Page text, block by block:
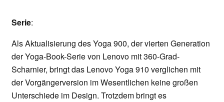
Serie:
Als Aktualisierung des Yoga 900, der vierten Generation
der Yoga-Book-Serie von Lenovo mit 360-Grad-
Scharnier, bringt das Lenovo Yoga 910 verglichen mit
der Vorgängerversion im Wesentlichen keine großen
Unterschiede im Design. Trotzdem bringt es